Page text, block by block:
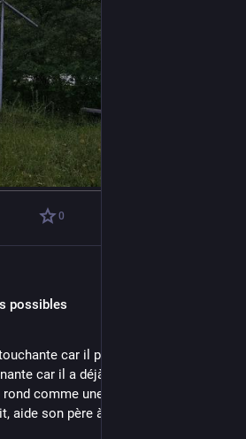
0
possibles
car il parle a coeur ouvert,
car il a déjà bu 10 litres de bière
comme une queue de pelle. Son
aide son père à retourner dans la